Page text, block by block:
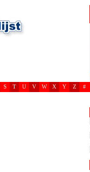
S T U V W X Y Z #